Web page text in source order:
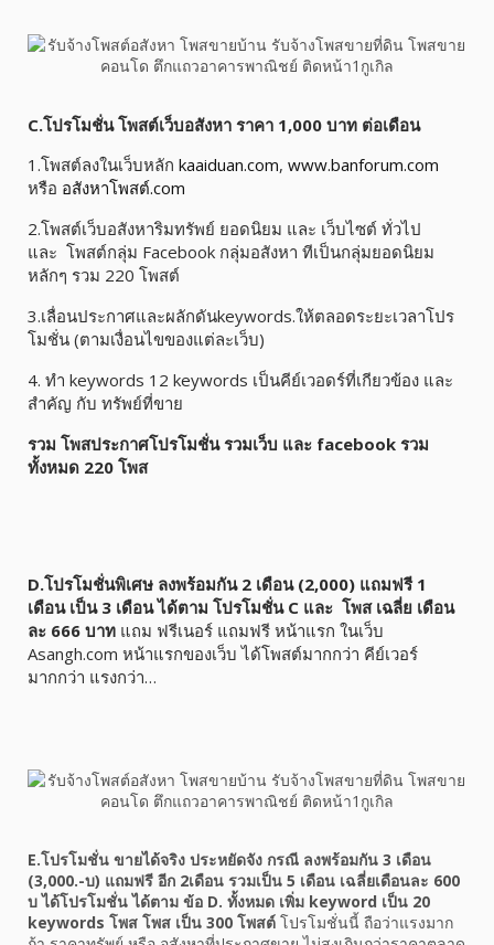
C.โปรโมชั่น โพสต์เว็บอสังหา ราคา 1,000 บาท ต่อเดือน
1.โพสต์ลงในเว็บหลัก kaaiduan.com, www.banforum.com
หรือ อสังหาโพสต์.com
2.โพสต์เว็บอสังหาริมทรัพย์ ยอดนิยม และ เว็บไซต์ ทั่วไป
และ โพสต์กลุ่ม Facebook กลุ่มอสังหา ทีเป็นกลุ่มยอดนิยม
หลักๆ รวม 220 โพสต์
3.เลื่อนประกาศและผลักดันkeywords.ให้ตลอดระยะเวลาโปร
โมชั่น (ตามเงื่อนไขของแต่ละเว็บ)
4. ทำ keywords 12 keywords เป็นคีย์เวอดร์ที่เกียวข้อง และ
สำคัญ กับ ทรัพย์ที่ขาย
รวม โพสประกาศโปรโมชั่น รวมเว็บ และ facebook รวม
ทั้งหมด 220 โพส
D.โปรโมชั่นพิเศษ ลงพร้อมกัน 2 เดือน (2,000) แถมฟรี 1
เดือน เป็น 3 เดือน ได้ตาม โปรโมชั่น C และ โพส เฉลี่ย เดือน
ละ 666 บาท แถม ฟรีเนอร์ แถมฟรี หน้าแรก ในเว็บ
Asangh.com หน้าแรกของเว็บ ได้โพสต์มากกว่า คีย์เวอร์
มากกว่า แรงกว่า…
E.โปรโมชั่น ขายได้จริง ประหยัดจัง กรณี ลงพร้อมกัน 3 เดือน
(3,000.-บ) แถมฟรี อีก 2เดือน รวมเป็น 5 เดือน เฉลี่ยเดือนละ 600
บ ได้โปรโมชั่น ได้ตาม ข้อ D. ทั้งหมด เพิ่ม keyword เป็น 20
keywords โพส โพส เป็น 300 โพสต์ โปรโมชั่นนี้ ถือว่าแรงมาก